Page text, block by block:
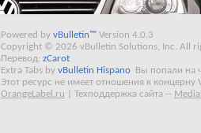
Powered by vBulletin™ Version 4.0.3
Copyright © 2026 vBulletin Solutions, Inc. All
Перевод: zCarot
Extra Tabs by vBulletin Hispano
Вы попали на
Этот ресурс не имеет отношения к концерну
OrangeLabel.ru
Техподдержка сайта --